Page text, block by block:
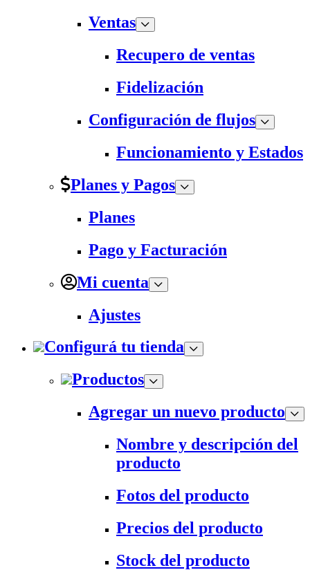
Ventas
Recupero de ventas
Fidelización
Configuración de flujos
Funcionamiento y Estados
Planes y Pagos
Planes
Pago y Facturación
Mi cuenta
Ajustes
Configurá tu tienda
Productos
Agregar un nuevo producto
Nombre y descripción del
producto
Fotos del producto
Precios del producto
Stock del producto